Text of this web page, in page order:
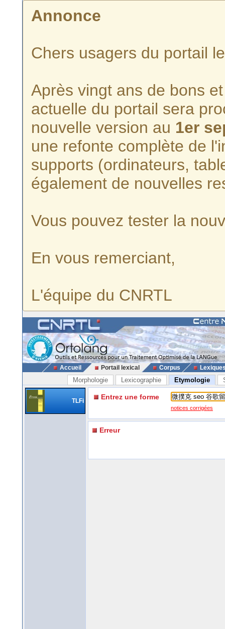
Annonce
Chers usagers du portail
Après vingt ans de bons
actuelle du portail sera
nouvelle version au 1er
une refonte complète de
supports (ordinateurs,
également de nouvelles
Vous pouvez tester la
En vous remerciant,
L'équipe du CNRTL
Accueil Portail lexical Corpus
Morphologie Lexicographie Etymologie
TLFi Entrez une forme
notices corrigées
Erreur